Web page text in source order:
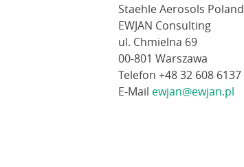
Staehle Aerosols Poland
EWJAN Consulting
ul. Chmielna 69
00-801 Warszawa
Telefon +48 32 608 6137
E-Mail ewjan@ewjan.pl